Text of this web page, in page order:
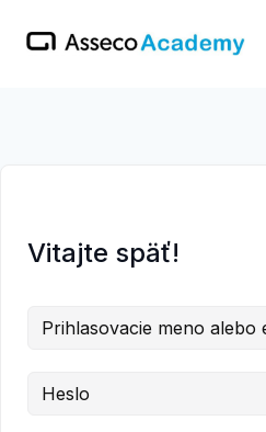
Vitajte späť!